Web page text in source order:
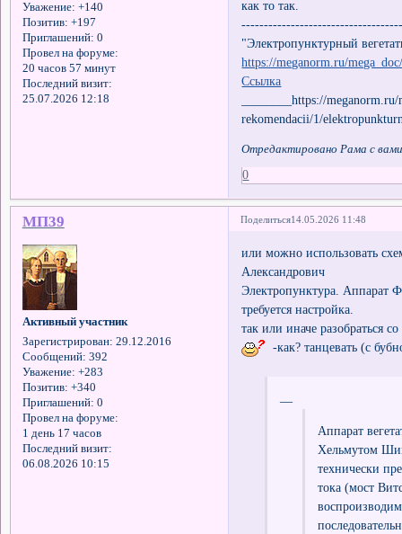
Уважение: +140
Позитив: +197
Приглашений: 0
Провел на форуме:
20 часов 57 минут
Последний визит:
25.07.2026 12:18
как то так.
"Электропунктурный
https://meganorm.ru/
Ссылка
________https://
rekomendacii/1/
Отредактировано Рама с
0
Поделиться14.05.2026 11:48
МП39
Активный участник
Зарегистрирован: 29.12.2016
Сообщений: 392
Уважение: +283
Позитив: +340
Приглашений: 0
Провел на форуме:
1 день 17 часов
Последний визит:
06.08.2026 10:15
или можно использовать
Александрович
Электропунктура. Аппарат
требуется настройка.
так или иначе разобраться
-как? танцевать (с
Аппарат
Хельмутом
технически
тока (мост